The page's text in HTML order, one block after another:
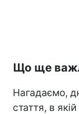
Що ще
Нагадаємо,
стаття, в